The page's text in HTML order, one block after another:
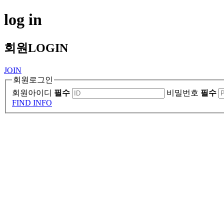
log in
회원LOGIN
JOIN
회원로그인
회원아이디 필수 비밀번호 필수
FIND INFO